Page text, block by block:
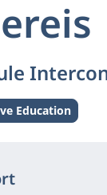
Level:
Education